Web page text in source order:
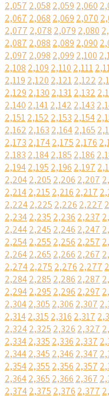
2,057 2,058 2,059 2,060
2,067 2,068 2,069 2,070
2,077 2,078 2,079 2,080
2,087 2,088 2,089 2,090
2,097 2,098 2,099 2,100
2,108 2,109 2,110 2,111
2,119 2,120 2,1212,122
2,129 2,130 2,1312,132
2,140 2,1412,142 2,143
2,1512,152 2,153 2,154
2,162 2,163 2,1642,165
2,173 2,1742,175 2,176
2,183 2,1842,185 2,186
2,1942,195 2,196 2,197
2,2042,205 2,206 2,207
2,2142,215 2,216 2,217
2,2242,225 2,226 2,227
2,2342,235 2,236 2,237
2,2442,245 2,246 2,247
2,2542,255 2,256 2,257
2,2642,265 2,266 2,267
2,2742,275 2,276 2,277
2,2842,285 2,286 2,287
2,2942,295 2,296 2,297
2,3042,305 2,306 2,307
2,3142,315 2,316 2,317
2,3242,325 2,326 2,327
2,3342,335 2,336 2,337
2,3442,345 2,346 2,347
2,3542,355 2,356 2,357
2,3642,365 2,366 2,367
2,3742,375 2,376 2,377